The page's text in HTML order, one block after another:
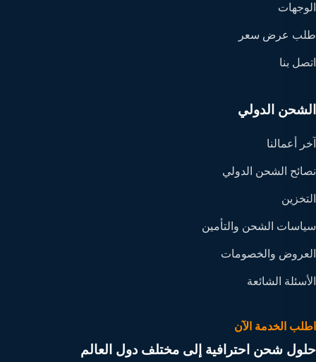
الوجهات
طلب عرض سعر
اتصل بنا
الشحن الدولي
آخر أعمالنا
نصائح الشحن الدولي
التخزين
سياسات الشحن والتأمين
العروض والخصومات
الأسئلة الشائعة
اطلب الخدمة الآن
حلول شحن احترافية إلى مختلف دول العالم